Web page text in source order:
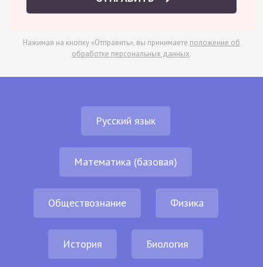
Нажимая на кнопку «Отправить», вы принимаете положение об
обработке персональных данных.
Русский язык
Математика (базовая)
Обществознание Физика
История Биология